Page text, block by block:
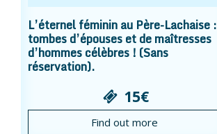
L’éternel féminin au Père-Lachaise :
tombes d’épouses et de maîtresses
d’hommes célèbres ! (Sans
réservation).
15€
Find out more